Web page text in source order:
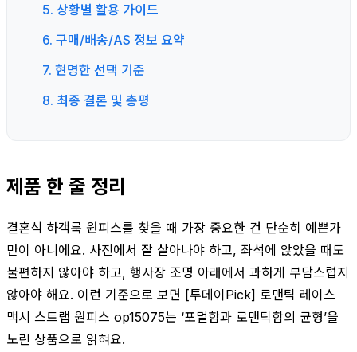
5. 상황별 활용 가이드
6. 구매/배송/AS 정보 요약
7. 현명한 선택 기준
8. 최종 결론 및 총평
제품 한 줄 정리
결혼식 하객룩 원피스를 찾을 때 가장 중요한 건 단순히 예쁜가
만이 아니에요. 사진에서 잘 살아나야 하고, 좌석에 앉았을 때도
불편하지 않아야 하고, 행사장 조명 아래에서 과하게 부담스럽지
않아야 해요. 이런 기준으로 보면 [투데이Pick] 로맨틱 레이스
맥시 스트랩 원피스 op15075는 ‘포멀함과 로맨틱함의 균형’을
노린 상품으로 읽혀요.